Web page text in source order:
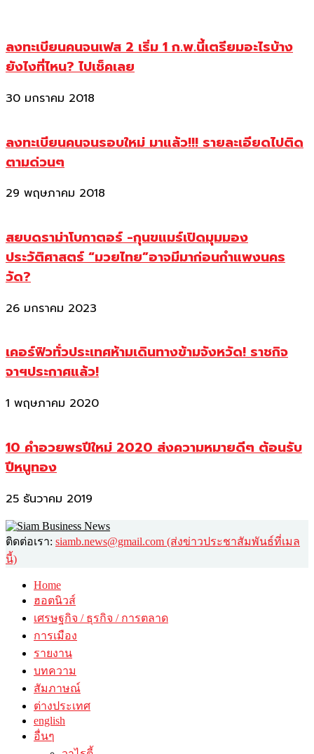
ลงทะเบียนคนจนเฟส 2 เริ่ม 1 ก.พ.นี้เตรียมอะไรบ้าง
ยังไงที่ไหน? ไปเช็คเลย
30 มกราคม 2018
ลงทะเบียนคนจนรอบใหม่ มาแล้ว!!! รายละเอียดไปติด
ตามด่วนๆ
29 พฤษภาคม 2018
สยบดราม่าโบกาตอร์ -กุนขแมร์เปิดมุมมอง
ประวัติศาสตร์ “มวยไทย”อาจมีมาก่อนกำแพงนคร
วัด?
26 มกราคม 2023
เคอร์ฟิวทั่วประเทศห้ามเดินทางข้ามจังหวัด! ราชกิจ
จาฯประกาศแล้ว!
1 พฤษภาคม 2020
10 คำอวยพรปีใหม่ 2020 ส่งความหมายดีๆ ต้อนรับ
ปีหนูทอง
25 ธันวาคม 2019
ติดต่อเรา: siamb.news@gmail.com (ส่งข่าวประชาสัมพันธ์ที่เมล
นี้)
Home
ฮอตนิวส์
เศรษฐกิจ / ธุรกิจ / การตลาด
การเมือง
รายงาน
บทความ
สัมภาษณ์
ต่างประเทศ
english
อื่นๆ